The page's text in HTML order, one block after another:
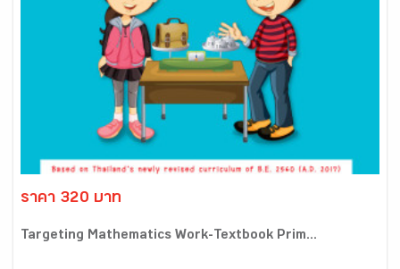
ราคา 320 บาท
Targeting Mathematics Work-Textbook Prim...